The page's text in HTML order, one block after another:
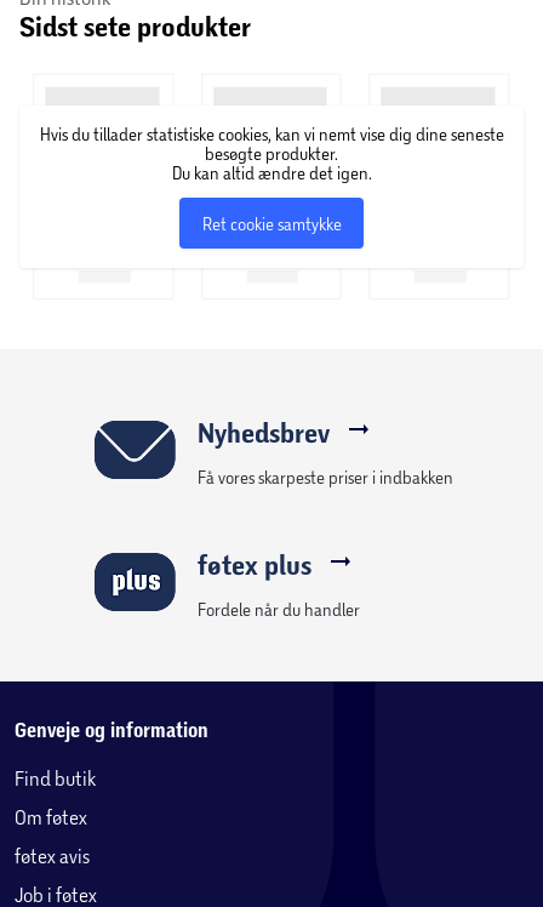
beholdere til aflevering af brugte batterier
affald, som kommunen henter hjemme hos dig
batteriindsamling på din kommunes hjemmeside.
Sidst sete produkter
Hvis du tillader statistiske cookies, kan vi nemt vise dig dine seneste
besøgte produkter.
Du kan altid ændre det igen.
Ret cookie samtykke
Nyhedsbrev
Få vores skarpeste priser i indbakken
føtex plus
Fordele når du handler
Genveje og information
Find butik
Om føtex
føtex avis
Job i føtex